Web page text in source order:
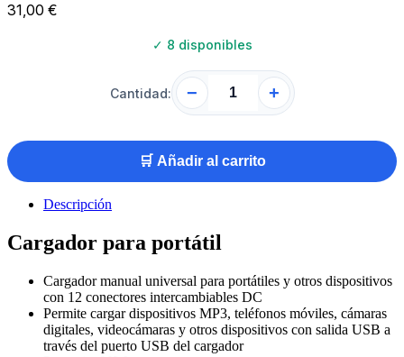
31,00 €
✓ 8 disponibles
Cantidad: − +
🛒 Añadir al carrito
Descripción
Cargador para portátil
Cargador manual universal para portátiles y otros dispositivos
con 12 conectores intercambiables DC
Permite cargar dispositivos MP3, teléfonos móviles, cámaras
digitales, videocámaras y otros dispositivos con salida USB a
través del puerto USB del cargador